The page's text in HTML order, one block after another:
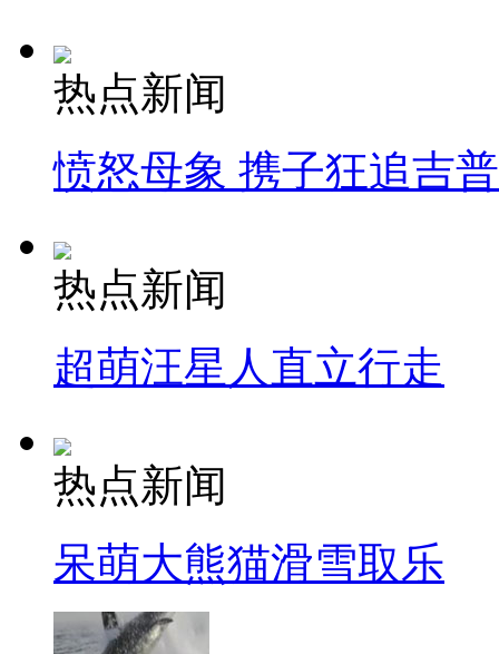
热点新闻
愤怒母象 携子狂追吉
热点新闻
超萌汪星人直立行走
热点新闻
呆萌大熊猫滑雪取乐